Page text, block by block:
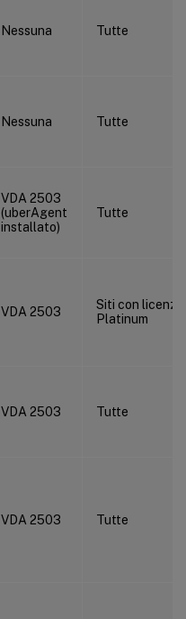
Nessuna Tutte
Nessuna Tutte
VDA 2503
(uberAgent
installato)
Tutte
VDA 2503
Siti con licenza
Platinum
VDA 2503 Tutte
VDA 2503 Tutte